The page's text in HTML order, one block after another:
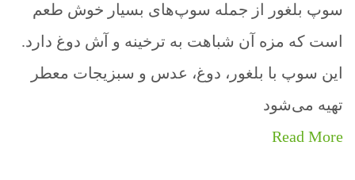
سوپ بلغور از جمله سوپ‌های بسیار خوش طعم
است که مزه آن شباهت به ترخینه و آش دوغ دارد.
این سوپ با بلغور، دوغ، عدس و سبزیجات معطر
تهیه می‌شود
Read More